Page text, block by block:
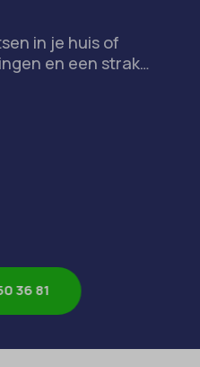
in je huis of
en een strak…
36 81